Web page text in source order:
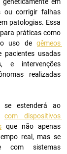
ou corrigir falhas
patologias. Essa
práticas como
uso de gêmeos
pacientes usadas
e intervenções
realizadas
se estenderá ao
com dispositivos
que não apenas
real, mas se
com sistemas